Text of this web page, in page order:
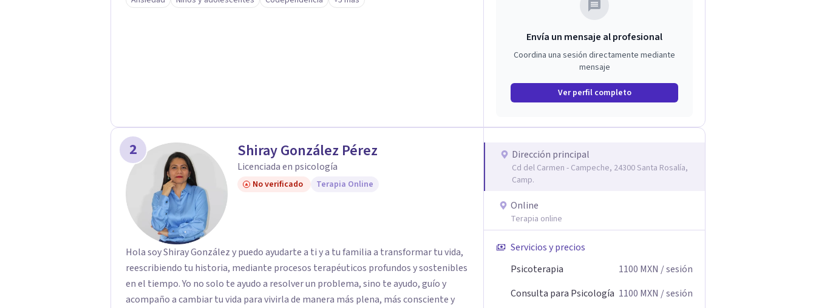
Envía un mensaje al profesional
Coordina una sesión directamente mediante
mensaje
Ver perfil completo
2 Shiray González Pérez
Licenciada en psicología
No verificado Terapia Online
Hola soy Shiray González y puedo ayudarte a ti y a tu familia a transformar tu vida,
reescribiendo tu historia, mediante procesos terapéuticos profundos y sostenibles
en el tiempo. Yo no solo te ayudo a resolver un problema, sino te ayudo, guío y
acompaño a cambiar tu vida para vivirla de manera más plena, más consciente y
Dirección principal
Cd del Carmen - Campeche, 24300 Santa Rosalía,
Camp.
Online
Terapia online
Servicios y precios
Psicoterapia
1100 MXN / sesión
Consulta para Psicología 1100 MXN / sesión